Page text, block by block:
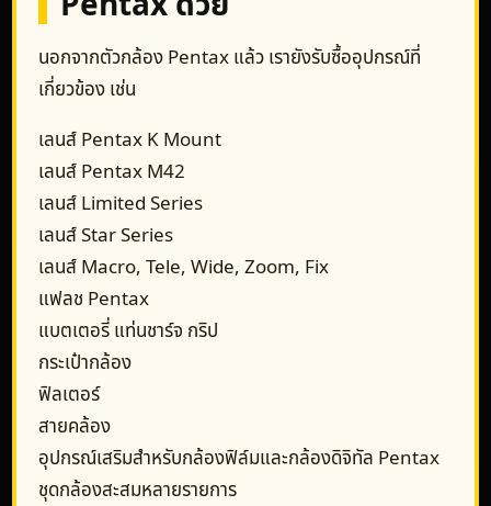
นอกจากตัวกล้อง Pentax แล้ว เรายังรับซื้ออุปกรณ์ที่
เกี่ยวข้อง เช่น
เลนส์ Pentax K Mount
เลนส์ Pentax M42
เลนส์ Limited Series
เลนส์ Star Series
เลนส์ Macro, Tele, Wide, Zoom, Fix
แฟลช Pentax
แบตเตอรี่ แท่นชาร์จ กริป
กระเป๋ากล้อง
ฟิลเตอร์
สายคล้อง
อุปกรณ์เสริมสำหรับกล้องฟิล์มและกล้องดิจิทัล Pentax
ชุดกล้องสะสมหลายรายการ